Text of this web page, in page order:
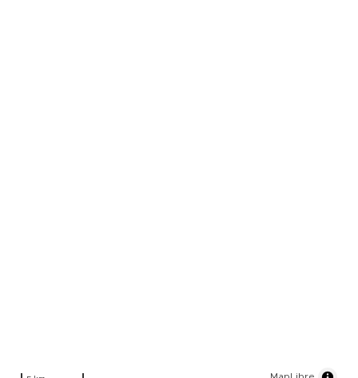
MapLibre